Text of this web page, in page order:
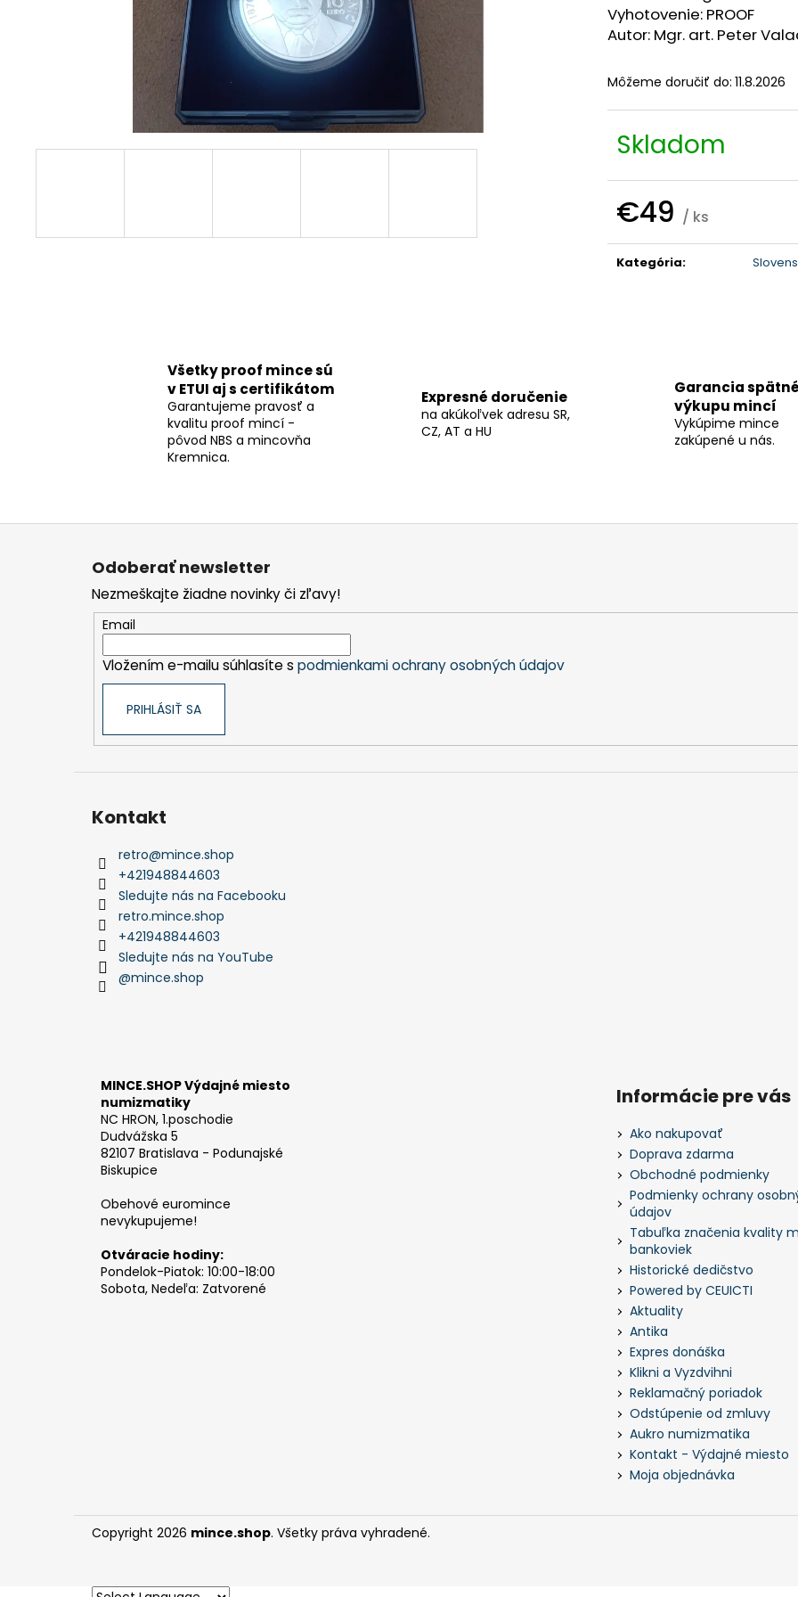
Vyhotovenie: PROOF
Autor: Mgr. art. Peter
Môžeme doručiť do: 11.8.2026
Skladom
€49 / ks
cena:
Kategória:
Všetky proof mince sú
v ETUI aj s certifikátom
Garantujeme pravosť a
kvalitu proof mincí -
pôvod NBS a mincovňa
Kremnica.
Expresné doručenie
na akúkoľvek adresu SR,
CZ, AT a HU
Garancia
výkupu mincí
Vykúpime mince
zakúpené u nás.
Z
Odoberať newsletter
Nezmeškajte žiadne novinky či zľavy!
Email
Vložením e-mailu súhlasíte s podmienkami ochrany osobných údajov
PRIHLÁSIŤ SA
Kontakt
retro@mince.shop
+421948844603
Sledujte nás na Facebooku
retro.mince.shop
+421948844603
Sledujte nás na YouTube
@mince.shop
MINCE.SHOP Výdajné miesto
numizmatiky
NC HRON, 1.poschodie
Dudvážska 5
82107 Bratislava - Podunajské
Biskupice
Obehové euromince
nevykupujeme!
Otváracie hodiny:
Pondelok-Piatok: 10:00-18:00
Sobota, Nedeľa: Zatvorené
Informácie pre vás
Ako nakupovať
Doprava zdarma
Obchodné podmienky
Podmienky ochrany
údajov
Tabuľka značenia kvality
bankoviek
Historické dedičstvo
Powered by CEUICTI
Aktuality
Antika
Expres donáška
Klikni a Vyzdvihni
Reklamačný poriadok
Odstúpenie od zmluvy
Aukro numizmatika
Kontakt - Výdajné miesto
Moja objednávka
Copyright 2026 mince.shop. Všetky práva vyhradené.